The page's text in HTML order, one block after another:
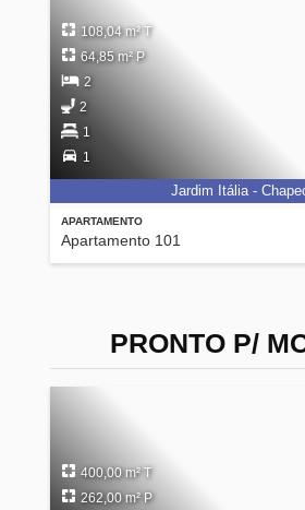
APARTAMENTO
Apartamento 101
108,04 m² T
64,85 m² P
2
2
1
1
Jardim Itália -
PRONTO P/
400,00 m² T
262,00 m² P